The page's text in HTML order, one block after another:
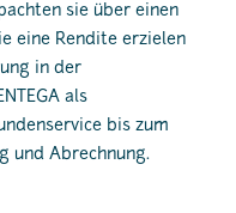
sie über einen
eine Rendite erzielen
in der
als
bis zum
und Abrechnung.